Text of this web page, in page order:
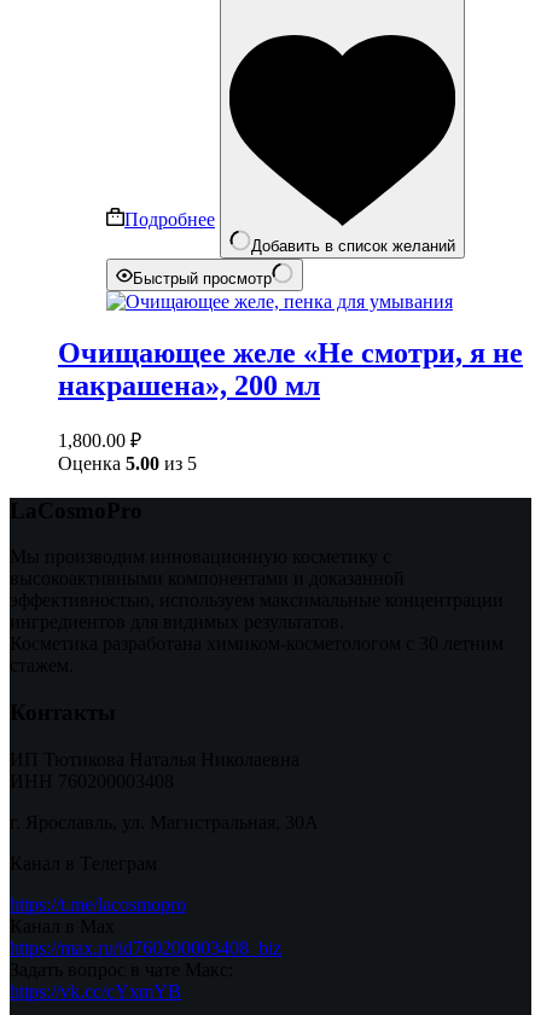
Подробнее
Добавить в список желаний
Быстрый просмотр
Очищающее желе «Не смотри, я не
накрашена», 200 мл
1,800.00 ₽
Оценка 5.00 из 5
LaCosmoPro
Мы производим инновационную косметику с
высокоактивными компонентами и доказанной
эффективностью, используем максимальные концентрации
ингредиентов для видимых результатов.
Косметика разработана химиком-косметологом с 30 летним
стажем.
Контакты
ИП Тютикова Наталья Николаевна
ИНН 760200003408
г. Ярославль, ул. Магистральная, 30А
Канал в Tелеграм
https://t.me/lacosmopro
Канал в Max
https://max.ru/id760200003408_biz
Задать вопрос в чате Макс:
https://vk.cc/cYxmYB